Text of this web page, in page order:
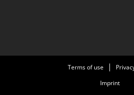
Terms of use
Imprint